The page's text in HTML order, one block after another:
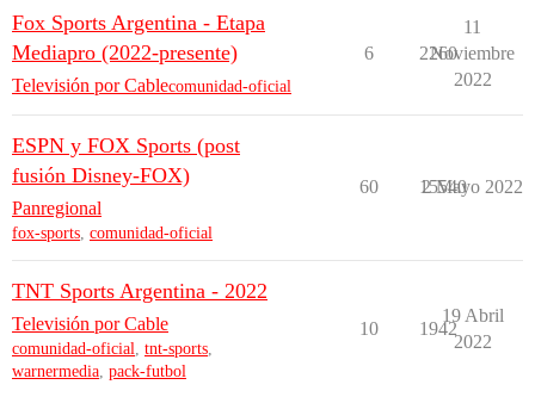
Fox Sports Argentina - Etapa
Mediapro (2022-presente)
Televisión por Cablecomunidad-oficial
6 2260
11
Noviembre
2022
ESPN y FOX Sports (post
fusión Disney-FOX)
Panregional
fox-sports, comunidad-oficial
60 15540
2 Mayo 2022
TNT Sports Argentina - 2022
Televisión por Cable
comunidad-oficial, tnt-sports,
warnermedia, pack-futbol
10 1942
19 Abril
2022